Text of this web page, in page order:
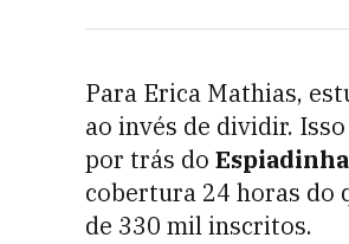
Para Erica Mathias,
ao invés de dividir.
por trás do Espiadinha
cobertura 24 horas do
de 330 mil inscritos.